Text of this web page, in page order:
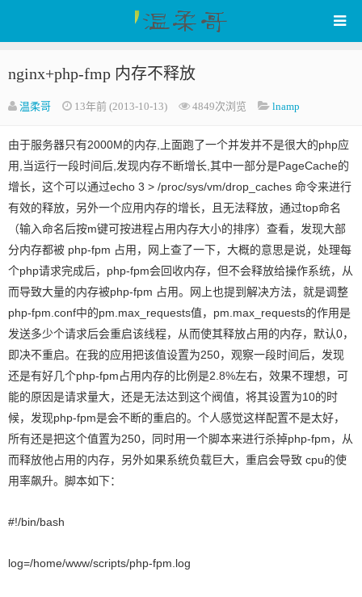
WenRou's Blog
nginx+php-fmp 内存不释放
温柔哥 13年前 (2013-10-13) 4849次浏览 lnamp
由于服务器只有2000M的内存,上面跑了一个并发并不是很大的php应
用,当运行一段时间后,发现内存不断增长,其中一部分是PageCache的
增长，这个可以通过echo 3 > /proc/sys/vm/drop_caches 命令来进行
有效的释放，另外一个应用内存的增长，且无法释放，通过top命名
（输入命名后按m键可按进程占用内存大小的排序）查看，发现大部
分内存都被 php-fpm 占用，网上查了一下，大概的意思是说，处理每
个php请求完成后，php-fpm会回收内存，但不会释放给操作系统，从
而导致大量的内存被php-fpm 占用。网上也提到解决方法，就是调整
php-fpm.conf中的pm.max_requests值，pm.max_requests的作用是
发送多少个请求后会重启该线程，从而使其释放占用的内存，默认0，
即决不重启。在我的应用把该值设置为250，观察一段时间后，发现
还是有好几个php-fpm占用内存的比例是2.8%左右，效果不理想，可
能的原因是请求量大，还是无法达到这个阀值，将其设置为10的时
候，发现php-fpm是会不断的重启的。个人感觉这样配置不是太好，
所有还是把这个值置为250，同时用一个脚本来进行杀掉php-fpm，从
而释放他占用的内存，另外如果系统负载巨大，重启会导致 cpu的使
用率飙升。脚本如下：
#!/bin/bash
log=/home/www/scripts/php-fpm.log